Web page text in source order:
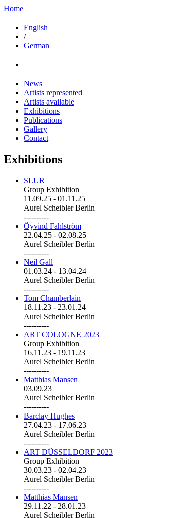
Home
English
/
German
News
Artists represented
Artists available
Exhibitions
Publications
Gallery
Contact
Exhibitions
SLUR
Group Exhibition
11.09.25 - 01.11.25
Aurel Scheibler Berlin
----------
Öyvind Fahlström
22.04.25 - 02.08.25
Aurel Scheibler Berlin
----------
Neil Gall
01.03.24 - 13.04.24
Aurel Scheibler Berlin
----------
Tom Chamberlain
18.11.23 - 23.01.24
Aurel Scheibler Berlin
----------
ART COLOGNE 2023
Group Exhibition
16.11.23 - 19.11.23
Aurel Scheibler Berlin
----------
Matthias Mansen
03.09.23
Aurel Scheibler Berlin
----------
Barclay Hughes
27.04.23 - 17.06.23
Aurel Scheibler Berlin
----------
ART DÜSSELDORF 2023
Group Exhibition
30.03.23 - 02.04.23
Aurel Scheibler Berlin
----------
Matthias Mansen
29.11.22 - 28.01.23
Aurel Scheibler Berlin